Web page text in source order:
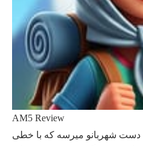
AM5 Review
دست شهربانو میرسه که با خطی